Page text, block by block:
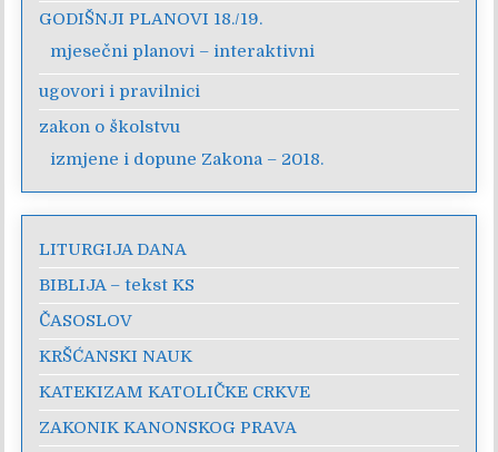
GODIŠNJI PLANOVI 18./19.
mjesečni planovi – interaktivni
ugovori i pravilnici
zakon o školstvu
izmjene i dopune Zakona – 2018.
LITURGIJA DANA
BIBLIJA – tekst KS
ČASOSLOV
KRŠĆANSKI NAUK
KATEKIZAM KATOLIČKE CRKVE
ZAKONIK KANONSKOG PRAVA